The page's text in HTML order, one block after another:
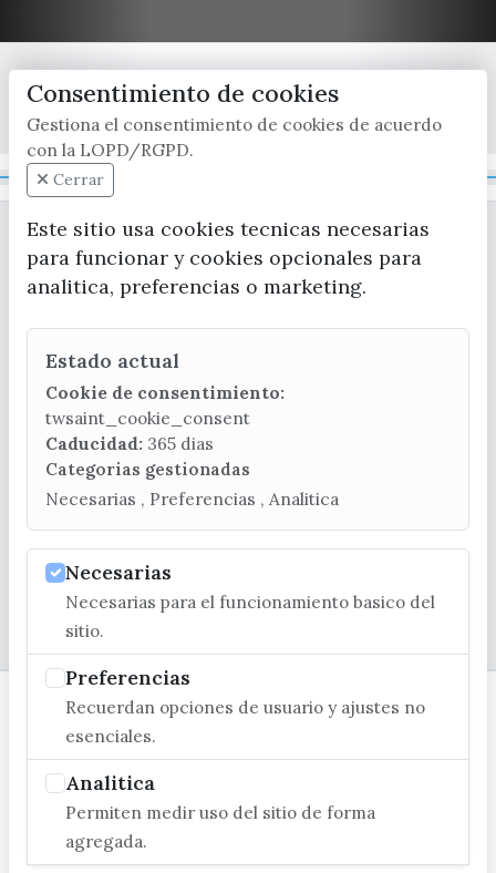
x / twitter facebook youtube instagram
CONTACTA CON LA OFICINA DE TURISMO
(+34) 952 541 104
turismo@velezmalaga.es
C/ Poniente, 2. CP 29740 - Torre del Mar
Consentimiento de cookies
Gestiona el consentimiento de cookies de acuerdo
con la LOPD/RGPD.
Cerrar
Este sitio usa cookies tecnicas necesarias
para funcionar y cookies opcionales para
analitica, preferencias o marketing.
Estado actual
Cookie de consentimiento:
twsaint_cookie_consent
Caducidad: 365 dias
Categorias gestionadas
Necesarias , Preferencias , Analitica
Necesarias
Necesarias para el funcionamiento basico del
sitio.
Preferencias
Recuerdan opciones de usuario y ajustes no
esenciales.
Analitica
Permiten medir uso del sitio de forma
agregada.